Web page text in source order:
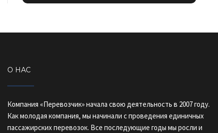
О НАС
Компания «Перевозчик» начала свою деятельность в 2007 году.
Как молодая компания, мы начинали с проведения единичных
пассажирских перевозок. Все последующие годы мы росли и